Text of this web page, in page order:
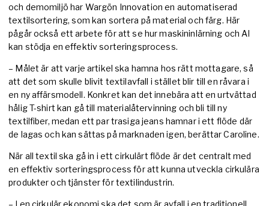
och demomiljö har Wargön Innovation en automatiserad
textilsortering, som kan sortera på material och färg. Här
pågår också ett arbete för att se hur maskininlärning och AI
kan stödja en effektiv sorteringsprocess.
– Målet är att varje artikel ska hamna hos rätt mottagare, så
att det som skulle blivit textilavfall i stället blir till en råvara i
en ny affärsmodell. Konkret kan det innebära att en urtvättad
hålig T-shirt kan gå till materialåtervinning och bli till ny
textilfiber, medan ett par trasiga jeans hamnar i ett flöde där
de lagas och kan sättas på marknaden igen, berättar Caroline.
När all textil ska gå in i ett cirkulärt flöde är det centralt med
en effektiv sorteringsprocess för att kunna utveckla cirkulära
produkter och tjänster för textilindustrin.